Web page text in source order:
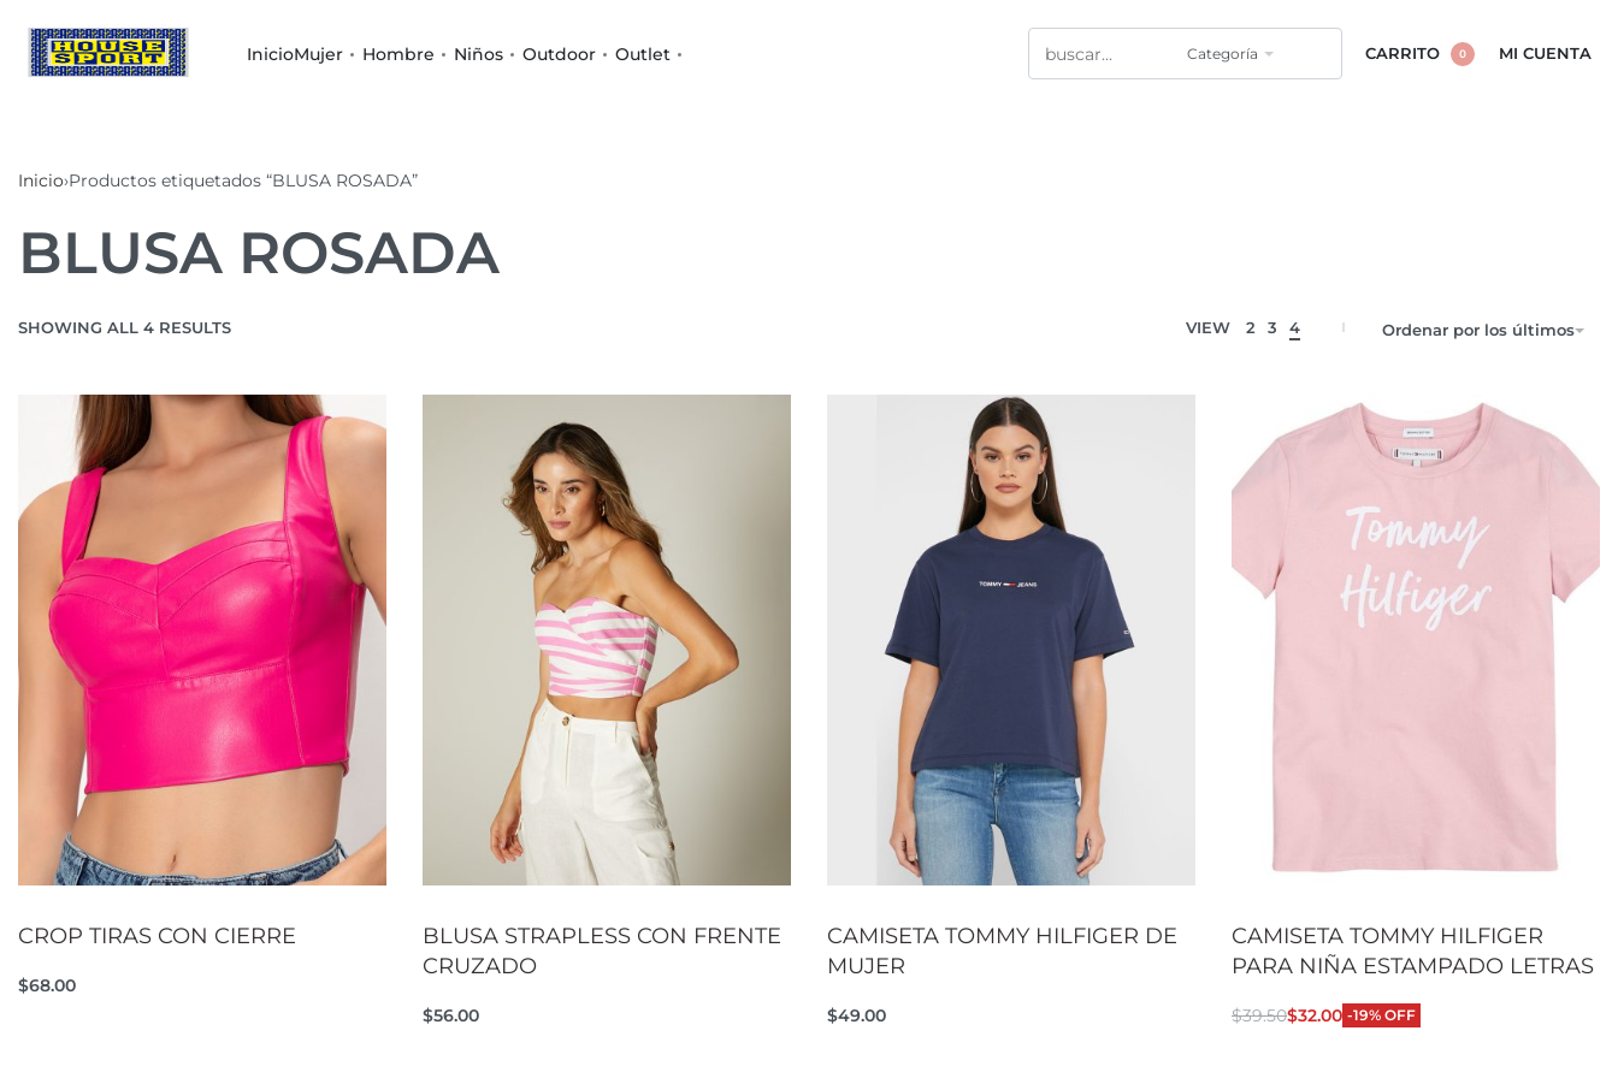
InicioMujer Hombre Niños Outdoor Outlet Categoría CARRITO 0 MI CUENTA
Inicio›Productos etiquetados “BLUSA ROSADA”
BLUSA ROSADA
SHOWING ALL 4 RESULTS VIEW 2 3 4 Ordenar por los últimos
CROP TIRAS CON CIERRE
$68.00
BLUSA STRAPLESS CON FRENTE
CRUZADO
$56.00
CAMISETA TOMMY HILFIGER DE
MUJER
$49.00
CAMISETA TOMMY HILFIGER
PARA NIÑA ESTAMPADO LETRAS
$39.50$32.00 -19% OFF